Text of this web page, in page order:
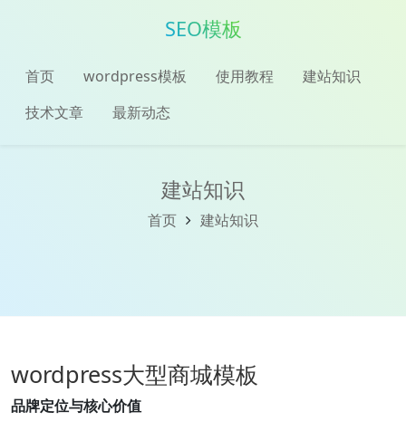
SEO模板
首页 wordpress模板 使用教程
建站知识
技术文章
最新动态
建站知识
首页 建站知识
wordpress大型商城模板
品牌定位与核心价值